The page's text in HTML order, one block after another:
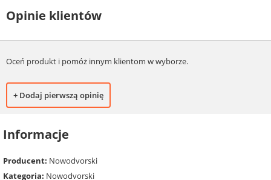
Opinie klientów
Oceń produkt i pomóż innym klientom w wyborze.
+ Dodaj pierwszą opinię
Informacje
Producent: Nowodvorski
Kategoria: Nowodvorski